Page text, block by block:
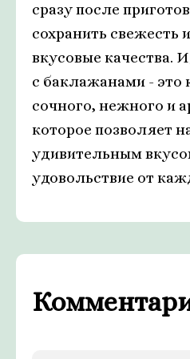
сразу после
сохранить свежесть
вкусовые качества.
с баклажанами - это
сочного, нежного и
которое позволяет
удивительным
удовольствие от